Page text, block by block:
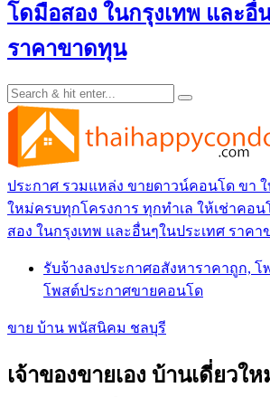
โดมือสอง ในกรุงเทพ และอื่
ราคาขาดทุน
ประกาศ รวมแหล่ง ขายดาวน์คอนโด ขา
ใหม่ครบทุกโครงการ ทุกทำเล ให้เช่าคอ
สอง ในกรุงเทพ และอื่นๆในประเทศ ราค
รับจ้างลงประกาศอสังหาราคาถูก,
โพสต์ประกาศขายคอนโด
ขาย บ้าน พนัสนิคม ชลบุรี
เจ้าของขายเอง บ้านเดี่ยวใ